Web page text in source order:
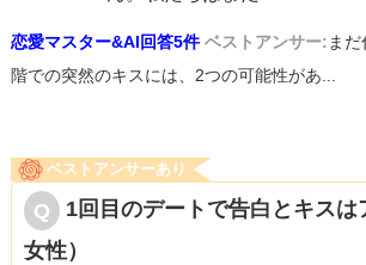
恋愛マスター&AI回答5件 ベストアンサー:ま
階での突然のキスには、2つの可能性があ...
ベストアンサーあり
1回目のデートで告白とキスは
女性）